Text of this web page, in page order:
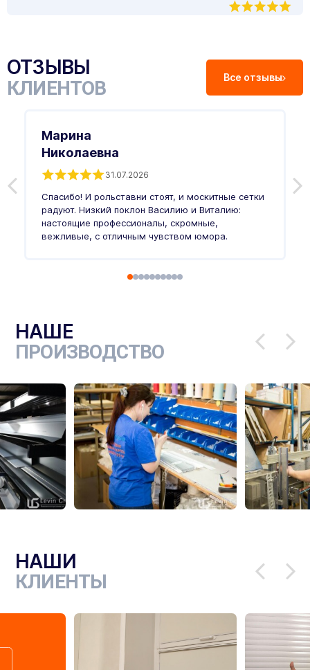
ОТЗЫВЫ
КЛИЕНТОВ Все отзывы
Марина
Николаевна
31.07.2026
Спасибо! И рольставни стоят, и москитные сетки
радуют. Низкий поклон Василию и Виталию:
настоящие профессионалы, скромные,
вежливые, с отличным чувством юмора.
НАШЕ
ПРОИЗВОДСТВО
НАШИ
КЛИЕНТЫ